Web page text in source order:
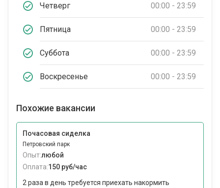
Четверг 00:00 - 23:59
Пятница 00:00 - 23:59
Суббота 00:00 - 23:59
Воскресенье 00:00 - 23:59
Похожие вакансии
Почасовая сиделка
Петровский парк
Опыт:любой
Оплата:150 руб/час
2 раза в день требуется приехать накормить